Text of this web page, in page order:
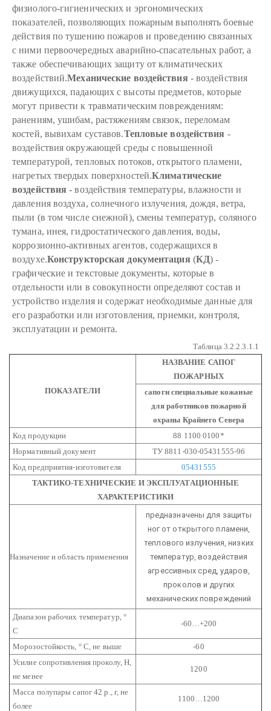
физиолого-гигиенических и эргономических
показателей, позволяющих пожарным выполнять боевые
действия по тушению пожаров и проведению связанных
с ними первоочередных аварийно-спасательных работ, а
также обеспечивающих защиту от климатических
воздействий.Механические воздействия - воздействия
движущихся, падающих с высоты предметов, которые
могут привести к травматическим повреждениям:
ранениям, ушибам, растяжениям связок, переломам
костей, вывихам суставов.Тепловые воздействия -
воздействия окружающей среды с повышенной
температурой, тепловых потоков, открытого пламени,
нагретых твердых поверхностей.Климатические
воздействия - воздействия температуры, влажности и
давления воздуха, солнечного излучения, дождя, ветра,
пыли (в том числе снежной), смены температур, соляного
тумана, инея, гидростатического давления, воды,
коррозионно-активных агентов, содержащихся в
воздухе.Конструкторская документация (КД) -
графические и текстовые документы, которые в
отдельности или в совокупности определяют состав и
устройство изделия и содержат необходимые данные для
его разработки или изготовления, приемки, контроля,
эксплуатации и ремонта.
Таблица 3.2.2.3.1.1
ПОКАЗАТЕЛИ
НАЗВАНИЕ САПОГ
ПОЖАРНЫХ
сапоги специальные кожаные
для работников пожарной
охраны Крайнего Севера
Код продукции
88 1100 0100*
Нормативный документ
ТУ 8811-030-05431555-96
Код предприятия-изготовителя
05431555
ТАКТИКО-ТЕХНИЧЕСКИЕ И ЭКСПЛУАТАЦИОННЫЕ
ХАРАКТЕРИСТИКИ
Назначение и область применения
предназначены для защиты
ног от открытого пламени,
теплового излучения, низких
температур, воздействия
агрессивных сред, ударов,
проколов и других
механических повреждений
Диапазон рабочих температур, °
С
-60…+200
Морозостойкость, ° С, не выше
-60
Усилие сопротивления проколу, Н,
не менее
1200
Масса полупары сапог 42 р., г, не
более
1100…1200